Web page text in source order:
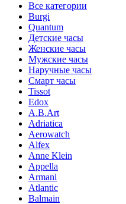
Все категории
Burgi
Quantum
Детские часы
Женские часы
Мужские часы
Наручные часы
Смарт часы
Tissot
Edox
A.B.Art
Adriatica
Aerowatch
Alfex
Anne Klein
Appella
Armani
Atlantic
Balmain